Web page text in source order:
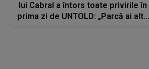
lui Cabral a întors toate privirile în
prima zi de UNTOLD: „Parcă ai altă